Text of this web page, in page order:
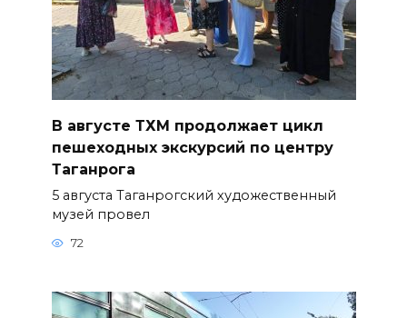
В августе ТХМ продолжает цикл
пешеходных экскурсий по центру
Таганрога
5 августа Таганрогский художественный
музей провел
72